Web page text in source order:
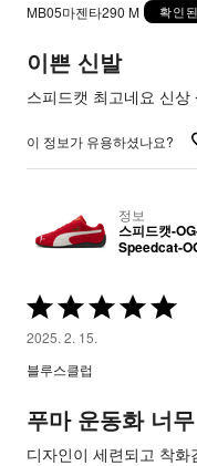
가
MB05마젠타290 M
확인
이쁜 신발
스피드캣 최고네요 신
이 정보가 유용하셨나요?
정보
스피드캣-
Speedcat-
5
중
평
가
됨
2025. 2. 15.
블루스클럽
푸마 운동화 너
디자인이 세련되고 착